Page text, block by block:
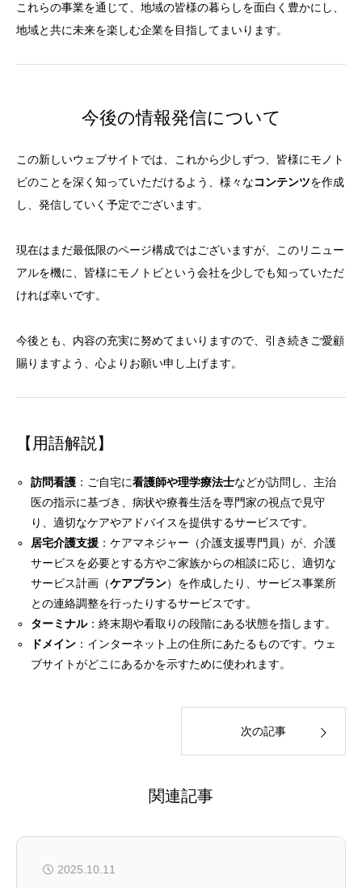
これらの事業を通じて、地域の皆様の暮らしを面白く豊かにし、
地域と共に未来を楽しむ企業を目指してまいります。
今後の情報発信について
この新しいウェブサイトでは、これから少しずつ、皆様にモノト
ビのことを深く知っていただけるよう、様々なコンテンツを作成
し、発信していく予定でございます。
現在はまだ最低限のページ構成ではございますが、このリニュー
アルを機に、皆様にモノトビという会社を少しでも知っていただ
ければ幸いです。
今後とも、内容の充実に努めてまいりますので、引き続きご愛顧
賜りますよう、心よりお願い申し上げます。
【用語解説】
訪問看護 ：ご自宅に看護師や理学療法士などが訪問し、主治
医の指示に基づき、病状や療養生活を専門家の視点で見守
り、適切なケアやアドバイスを提供するサービスです。
居宅介護支援 ：ケアマネジャー（介護支援専門員）が、介護
サービスを必要とする方やご家族からの相談に応じ、適切な
サービス計画（ケアプラン）を作成したり、サービス事業所
との連絡調整を行ったりするサービスです。
ターミナル：終末期や看取りの段階にある状態を指します。
ドメイン ：インターネット上の住所にあたるものです。ウェ
ブサイトがどこにあるかを示すために使われます。
次の記事
関連記事
2025.10.11